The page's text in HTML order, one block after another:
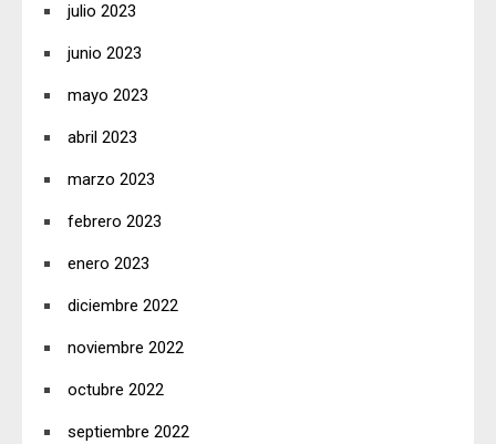
julio 2023
junio 2023
mayo 2023
abril 2023
marzo 2023
febrero 2023
enero 2023
diciembre 2022
noviembre 2022
octubre 2022
septiembre 2022